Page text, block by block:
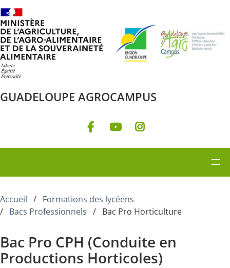
Aller au contenu principal
GUADELOUPE AGROCAMPUS
Accueil
Formations des lycéens
Bacs Professionnels
Bac Pro Horticulture
Bac Pro CPH (Conduite en
Productions Horticoles)